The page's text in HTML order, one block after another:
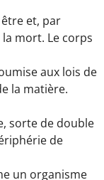
et, par
mort. Le corps
aux lois de
la matière.
sorte de double
de
un organisme